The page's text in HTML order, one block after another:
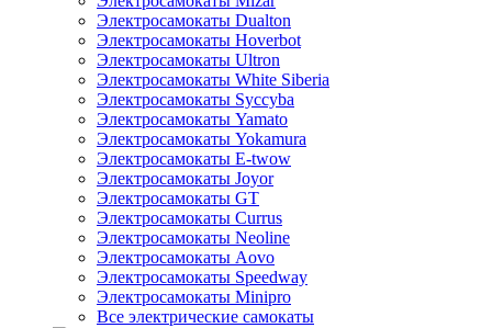
Электросамокаты Dualton
Электросамокаты Hoverbot
Электросамокаты Ultron
Электросамокаты White Siberia
Электросамокаты Syccyba
Электросамокаты Yamato
Электросамокаты Yokamura
Электросамокаты E-twow
Электросамокаты Joyor
Электросамокаты GT
Электросамокаты Currus
Электросамокаты Neoline
Электросамокаты Aovo
Электросамокаты Speedway
Электросамокаты Minipro
Все электрические самокаты